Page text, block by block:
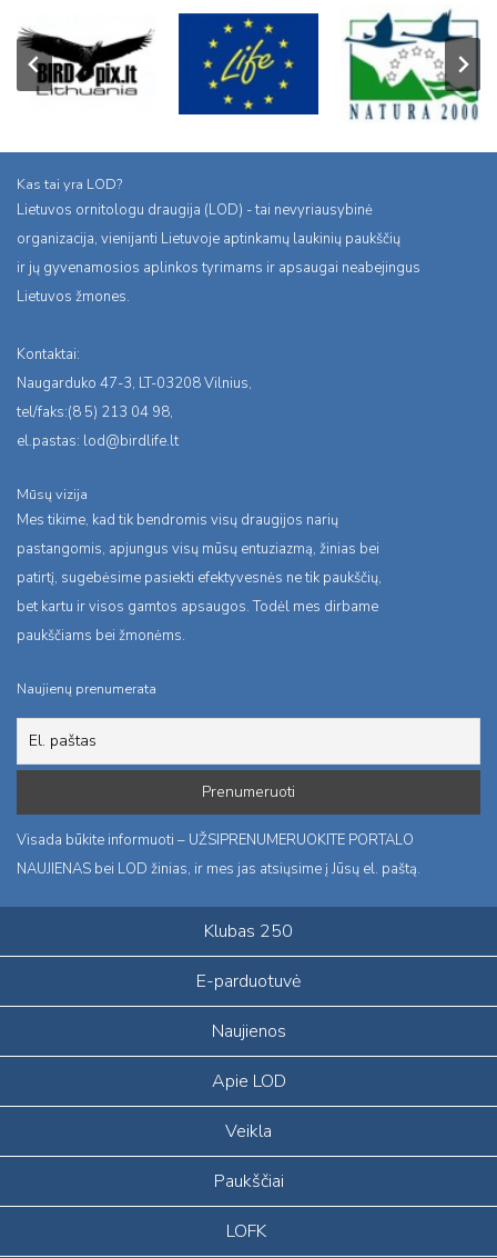
Kas tai yra LOD?
Lietuvos ornitologu draugija (LOD) - tai nevyriausybinė
organizacija, vienijanti Lietuvoje aptinkamų laukinių paukščių
ir jų gyvenamosios aplinkos tyrimams ir apsaugai neabejingus
Lietuvos žmones.
Kontaktai:
Naugarduko 47-3, LT-03208 Vilnius,
tel/faks:(8 5) 213 04 98,
el.pastas: lod@birdlife.lt
Mūsų vizija
Mes tikime, kad tik bendromis visų draugijos narių
pastangomis, apjungus visų mūsų entuziazmą, žinias bei
patirtį, sugebėsime pasiekti efektyvesnės ne tik paukščių,
bet kartu ir visos gamtos apsaugos. Todėl mes dirbame
paukščiams bei žmonėms.
Naujienų prenumerata
Visada būkite informuoti – UŽSIPRENUMERUOKITE PORTALO
NAUJIENAS bei LOD žinias, ir mes jas atsiųsime į Jūsų el. paštą.
Klubas 250
E-parduotuvė
Naujienos
Apie LOD
Veikla
Paukščiai
LOFK